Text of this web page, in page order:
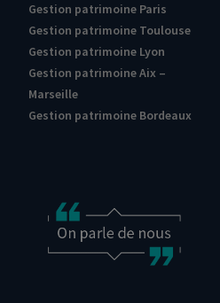
Gestion patrimoine Paris
Gestion patrimoine Toulouse
Gestion patrimoine Lyon
Gestion patrimoine Aix –
Marseille
Gestion patrimoine Bordeaux